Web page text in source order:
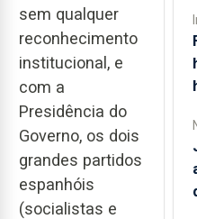
sem qualquer
reconhecimento
institucional, e
com a
Presidência do
Governo, os dois
grandes partidos
espanhóis
(socialistas e